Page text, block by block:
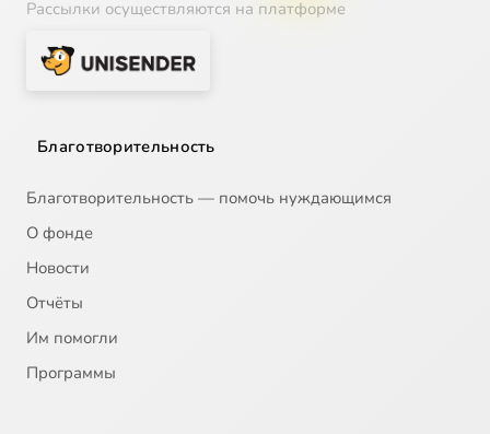
Рассылки осуществляются на платформе
Благотворительность
Благотворительность — помочь нуждающимся
О фонде
Новости
Отчёты
Им помогли
Программы